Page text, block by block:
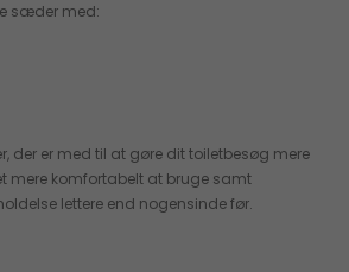
sæder med:
der er med til at gøre dit toiletbesøg mere
mere komfortabelt at bruge samt
lettere end nogensinde før.